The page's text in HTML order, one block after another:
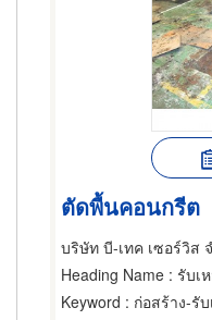
ตัดพื้นคอนกรีต
บริษัท บี-เทค เซอร์วิส
Heading Name : รับเ
Keyword : ก่อสร้าง-รั